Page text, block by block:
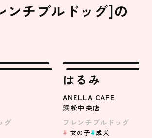
ンチブルドッグ]の
グ
はるみ
ANELLA CAFE
浜松中央店
フレンチブルドッグ
女の子 成犬